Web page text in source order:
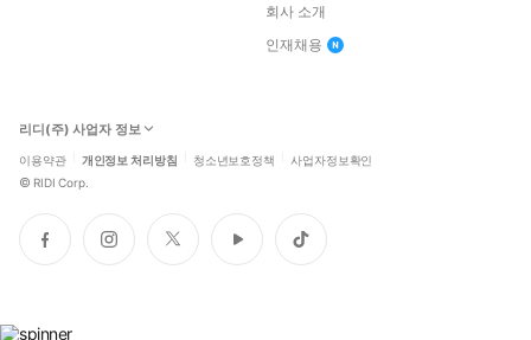
회사 소개
인재채용
리디(주) 사업자 정보
이용약관 개인정보 처리방침 청소년보호정책 사업자정보확인
© RIDI Corp.
페
이
인
스
트
위
유
튜
틱
톡